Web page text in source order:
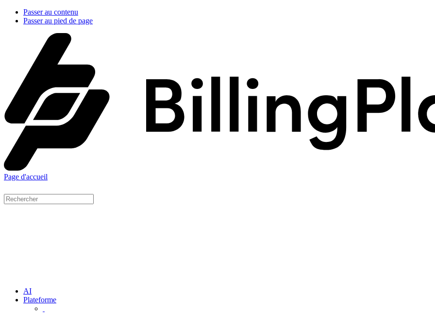
Passer au contenu
Passer au pied de page
Page d'accueil
AI
Plateforme